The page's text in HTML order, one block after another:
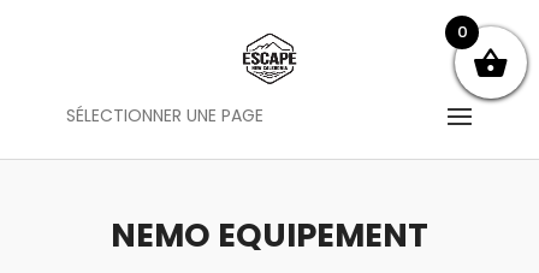
SÉLECTIONNER UNE PAGE
NEMO EQUIPEMENT
0